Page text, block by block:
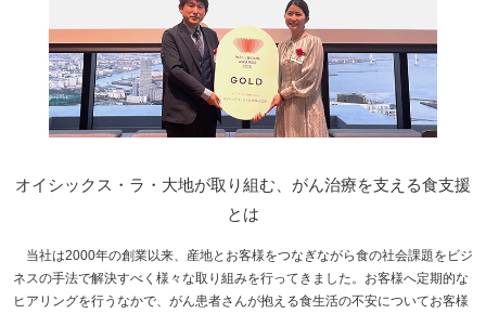
オイシックス・ラ・大地が取り組む、がん治療を支える食支援
とは
当社は2000年の創業以来、産地とお客様をつなぎながら食の社会課題をビジ
ネスの手法で解決すべく様々な取り組みを行ってきました。お客様へ定期的な
ヒアリングを行うなかで、がん患者さんが抱える食生活の不安についてお客様